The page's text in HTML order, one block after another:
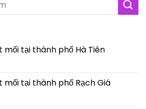
mối tại thành phố Hà Tiên
mối tại thành phố Rạch Giá